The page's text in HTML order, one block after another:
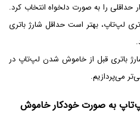
حداقلی را به صورت دلخواه انتخاب کرد.
لپ‌تاپ، بهتر است حداقل شارژ باتری
باتری قبل از خاموش شدن لپ‌تاپ در
می‌پردازیم.
به صورت خودکار خاموش